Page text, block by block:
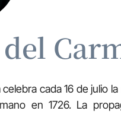
celebra cada 16 de julio
en 1726. La